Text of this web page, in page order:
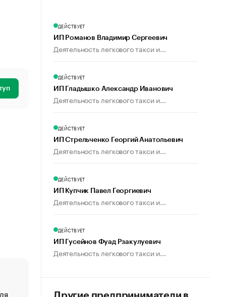
«От спорта тело стареет иначе». Как живет глава
ДЕЙСТВУЕТ
ИП Романов Владимир Сергеевич
Деятельность легкового такси и...
ДЕЙСТВУЕТ
ИП Гладышко Александр Иванович
Деятельность легкового такси и...
ДЕЙСТВУЕТ
ИП Стрельченко Георгий Анатольевич
Деятельность легкового такси и...
ДЕЙСТВУЕТ
ИП Купчик Павел Георгиевич
Деятельность легкового такси и...
ДЕЙСТВУЕТ
ИП Гусейнов Фуад Рзакулуевич
Деятельность легкового такси и...